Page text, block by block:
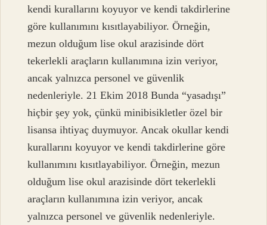
kendi kurallarını koyuyor ve kendi takdirlerine
göre kullanımını kısıtlayabiliyor. Örneğin,
mezun olduğum lise okul arazisinde dört
tekerlekli araçların kullanımına izin veriyor,
ancak yalnızca personel ve güvenlik
nedenleriyle. 21 Ekim 2018 Bunda “yasadışı”
hiçbir şey yok, çünkü minibisikletler özel bir
lisansa ihtiyaç duymuyor. Ancak okullar kendi
kurallarını koyuyor ve kendi takdirlerine göre
kullanımını kısıtlayabiliyor. Örneğin, mezun
olduğum lise okul arazisinde dört tekerlekli
araçların kullanımına izin veriyor, ancak
yalnızca personel ve güvenlik nedenleriyle.